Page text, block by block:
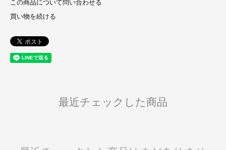
この商品について問い合わせる
買い物を続ける
最近チェックした商品